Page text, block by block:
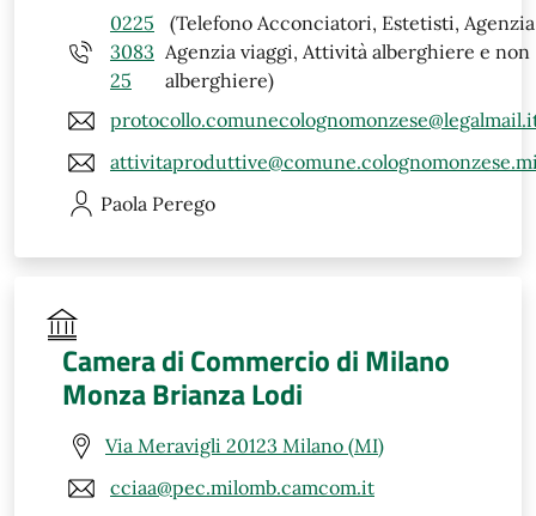
0225
3083
25
(Telefono Acconciatori, Estetisti,
Agenzia viaggi, Attività alberghiere e non
alberghiere)
Paola Perego
Camera di Commercio di Milano
Monza Brianza Lodi
Via Meravigli 20123 Milano (MI)
cciaa@pec.milomb.camcom.it